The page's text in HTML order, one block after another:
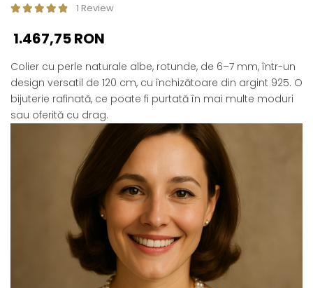
1 Review
1.467,75 RON
Colier cu perle naturale albe, rotunde, de 6–7 mm, într-un
design versatil de 120 cm, cu închizătoare din argint 925. O
bijuterie rafinată, ce poate fi purtată în mai multe moduri
sau oferită cu drag.